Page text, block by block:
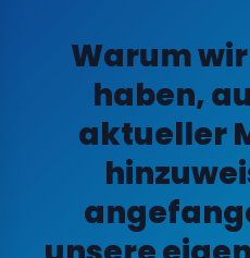
Warum
haben,
aktueller